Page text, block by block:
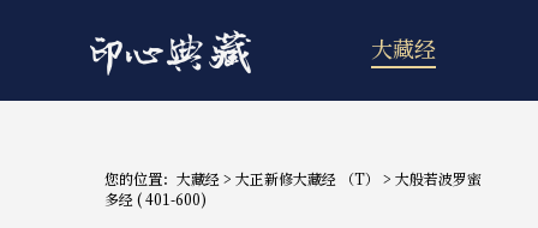
大藏经
您的位置： 大藏经 > 大正新修大藏经 （T） > 大般若波罗蜜
多经 ( 401-600)